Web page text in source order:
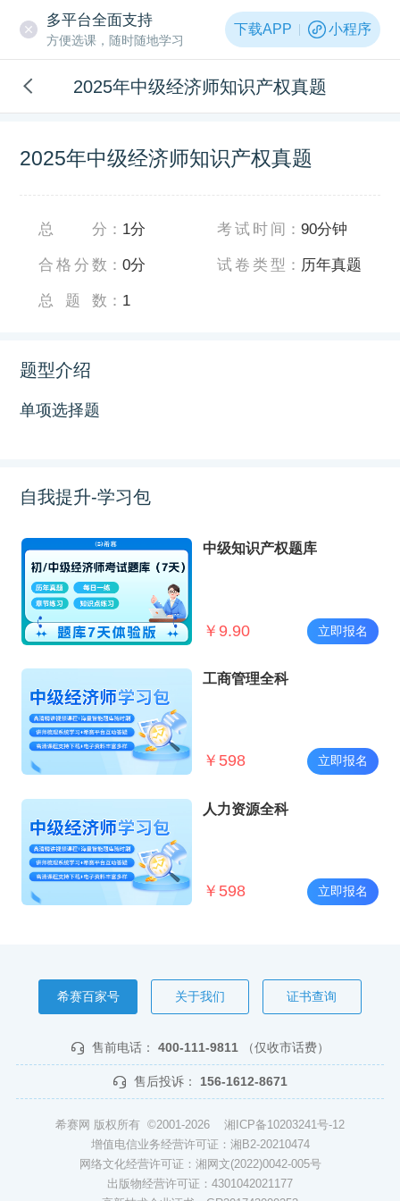
多平台全面支持
方便选课，随时随地学习
下载APP 小程序
2025年中级经济师知识产权真题
2025年中级经济师知识产权真题
总分 ： 1分
合格分数 ：0分
总题数 ： 1
考试时间 ：90分钟
试卷类型 ： 历年真题
题型介绍
单项选择题
自我提升-学习包
中级知识产权题库
￥ 9.90 立即报名
工商管理全科
￥ 598 立即报名
人力资源全科
￥ 598 立即报名
希赛百家号 关于我们 证书查询
售前电话： 400-111-9811 （仅收市话费）
售后投诉： 156-1612-8671
希赛网 版权所有 ©2001-2026 湘ICP备10203241号-12
增值电信业务经营许可证：湘B2-20210474
网络文化经营许可证：湘网文(2022)0042-005号
出版物经营许可证：4301042021177